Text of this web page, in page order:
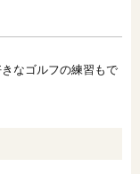
なゴルフの練習もで